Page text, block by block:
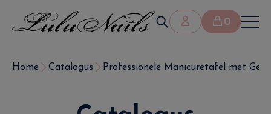
0
Home Catalogus Professionele Manicuretafel met